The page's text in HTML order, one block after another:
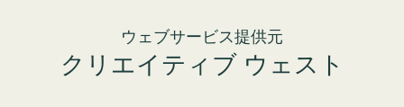
ウェブサービス提供元
クリエイティブ ウェスト